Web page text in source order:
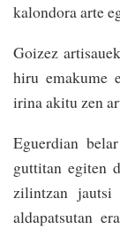
kalondora arte
Goizez
hiru emakume
irina akitu zen
Eguerdian
guttitan egiten
zilin­tzan
aldapatsutan